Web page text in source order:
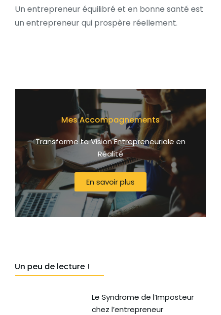
Un entrepreneur équilibré et en bonne santé est
un entrepreneur qui prospère réellement.
Mes Accompagnements
Transforme ta Vision Entrepreneuriale en
Réalité
En savoir plus
Un peu de lecture !
Le Syndrome de l’Imposteur
chez l’entrepreneur